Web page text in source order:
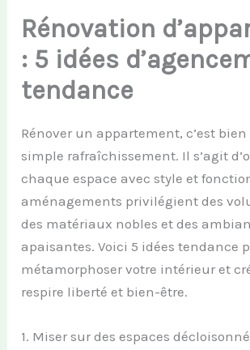
Rénovation
: 5 idées
tendance
Rénover un appartement, c’est bien
simple rafraîchissement. Il s’agit
chaque espace avec style et
aménagements privilégient des
des matériaux nobles et des
apaisantes. Voici 5 idées tendance
métamorphoser votre intérieur et
respire liberté et bien-être.
1. Miser sur des espaces